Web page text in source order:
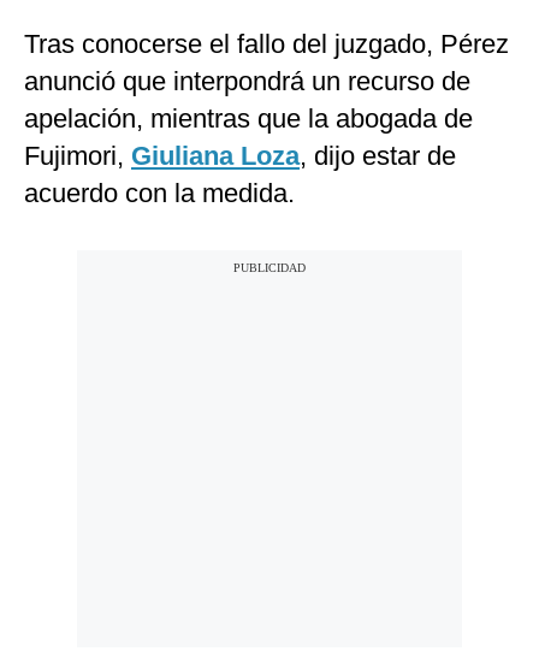
Tras conocerse el fallo del juzgado, Pérez
anunció que interpondrá un recurso de
apelación, mientras que la abogada de
Fujimori, Giuliana Loza, dijo estar de
acuerdo con la medida.